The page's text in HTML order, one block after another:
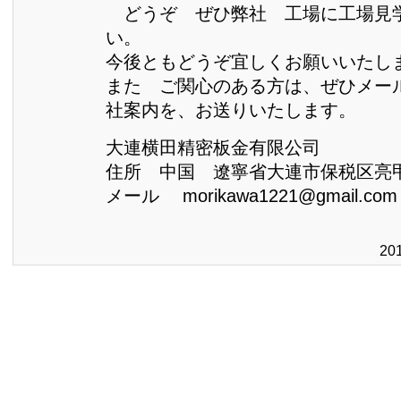
どうぞ ぜひ弊社 工場に工場見
い。
今後ともどうぞ宜しくお願いいたし
また ご関心のある方は、ぜひメー
社案内を、お送りいたします。
大連横田精密板金有限公司
住所 中国 遼寧省大連市保税区亮
メール morikawa1221@gmail.com